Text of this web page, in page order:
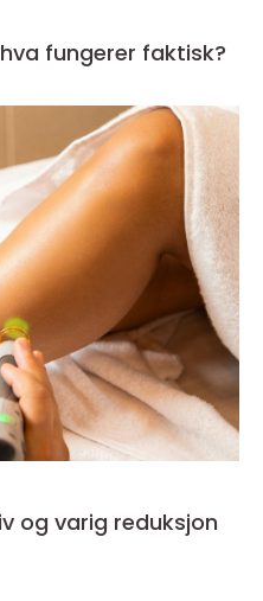
Neglesopp behandling hva fungerer faktisk?